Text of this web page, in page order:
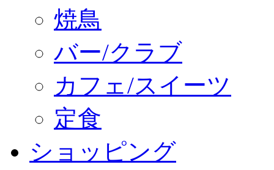
焼鳥
バー/クラブ
カフェ/スイーツ
定食
ショッピング